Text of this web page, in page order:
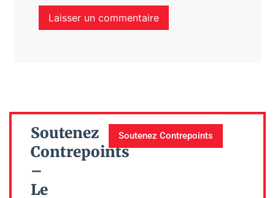
Soutenez
Contrepoints
–
Le
Soutenez Contrepoints